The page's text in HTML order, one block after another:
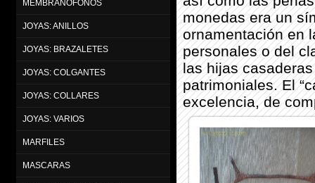
monedas era un
ornamentación en
personales o del
las hijas
patrimoniales. El
excelencia, de
MEMBRANÓFONOS
JOYAS: ANILLOS
JOYAS: BRAZALETES
JOYAS: COLGANTES
JOYAS: COLLARES
JOYAS: VARIOS
MARFILES
MASCARAS